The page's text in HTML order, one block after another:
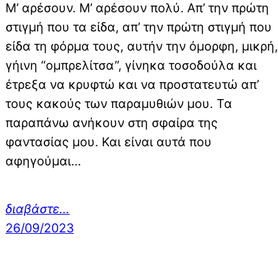
Μ’ αρέσουν. Μ’ αρέσουν πολύ. Απ’ την πρώτη
στιγμή που τα είδα, απ’ την πρώτη στιγμή που
είδα τη φόρμα τους, αυτήν την όμορφη, μικρή,
γήινη “ομπρελίτσα”, γίνηκα τοσοδούλα και
έτρεξα να κρυφτώ και να προστατευτώ απ’
τους κακούς των παραμυθιών μου. Τα
παραπάνω ανήκουν στη σφαίρα της
φαντασίας μου. Και είναι αυτά που
αφηγούμαι…
διαβάστε…
26/09/2023